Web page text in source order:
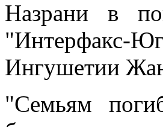
Назрани в
"Интерфакс-
Ингушетии
"Семьям